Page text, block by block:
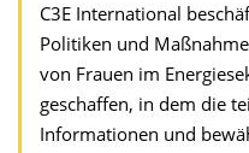
C3E International
Politiken und
von Frauen im
geschaffen, in dem die
Informationen und